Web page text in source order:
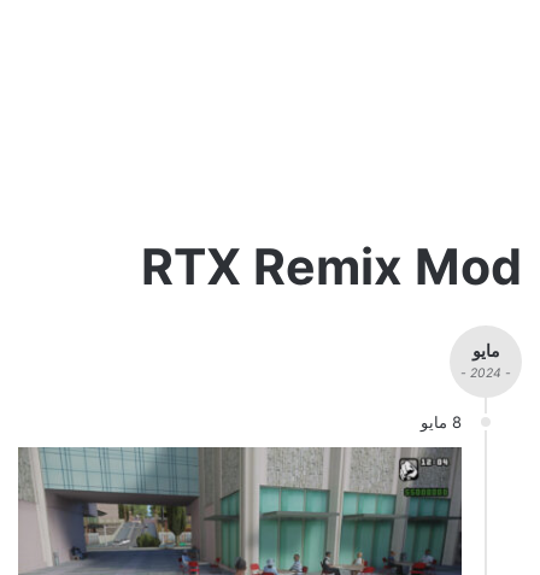
RTX Remix Mod
مايو
- 2024 -
8 مايو